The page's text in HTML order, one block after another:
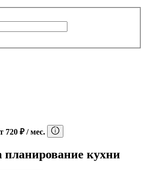
720 ₽/ мес.
планирование кухни